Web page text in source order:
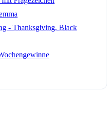
- Thanksgiving, Black